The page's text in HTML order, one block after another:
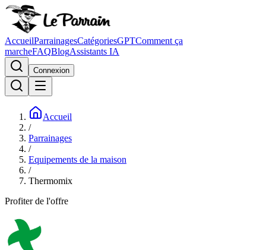
AccueilParrainagesCatégoriesGPTComment ça
marcheFAQBlogAssistants IA
Connexion
Accueil
/
Parrainages
/
Equipements de la maison
/
Thermomix
Profiter de l'offre